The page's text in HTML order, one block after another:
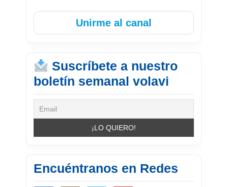
Unirme al canal
Suscríbete a nuestro
boletín semanal volavi
Encuéntranos en Redes